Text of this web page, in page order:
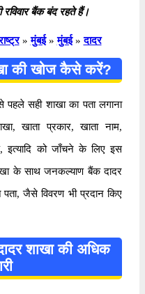
बैंक बंद रहते हैं।
» मुंबई » मुंबई » दादर
की खोज कैसे करें?
सही शाखा का पता लगाना
खाता प्रकार, खाता नाम,
को जाँचने के लिए इस
के साथ जनकल्याण बैंक दादर
जैसे विवरण भी प्रदान किए
शाखा की अधिक